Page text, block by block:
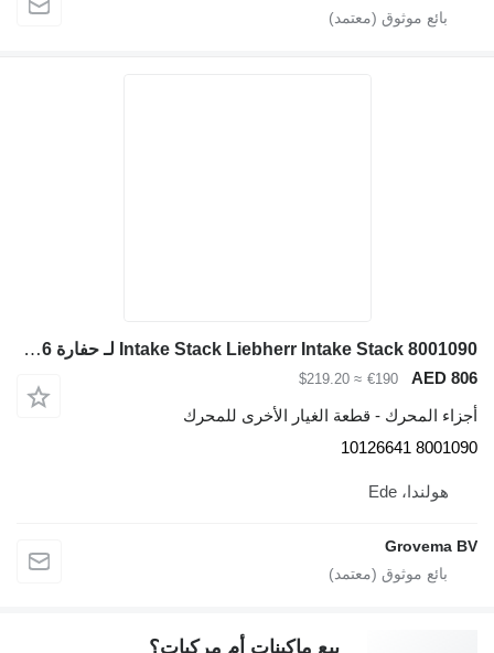
Intake Stack Liebherr Intake Stack 8001090 لـ حفارة Liebherr R946/R950/R956/R960/D936
≈ $219.20
قطعة الغيار الأخرى للمحرك
بيع ماكينات أم مركبات؟